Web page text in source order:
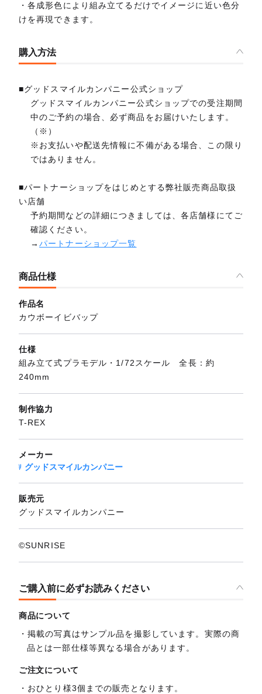
・各成形色により組み立てるだけでイメージに近い色分
けを再現できます。
購入方法
■グッドスマイルカンパニー公式ショップ
グッドスマイルカンパニー公式ショップでの受注期間
中のご予約の場合、必ず商品をお届けいたします。
（※）
※お支払いや配送先情報に不備がある場合、この限り
ではありません。
■パートナーショップをはじめとする弊社販売商品取扱
い店舗
予約期間などの詳細につきましては、各店舗様にてご
確認ください。
→パートナーショップ一覧
商品仕様
作品名
カウボーイビバップ
仕様
組み立て式プラモデル・1/72スケール 全長：約
240mm
制作協力
T-REX
メーカー
グッドスマイルカンパニー
販売元
グッドスマイルカンパニー
©SUNRISE
ご購入前に必ずお読みください
商品について
掲載の写真はサンプル品を撮影しています。実際の商
品とは一部仕様等異なる場合があります。
ご注文について
おひとり様3個までの販売となります。